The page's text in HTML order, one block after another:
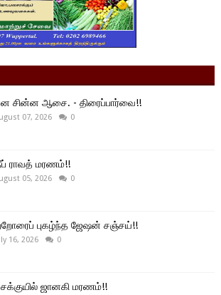
சின்ன ஆசை. - திரைப்பார்வை!!
07, 2026 0
ராவத் மரணம்!!
05, 2026 0
புகழ்ந்த ஜேஷன் சஞ்சய்!!
16, 2026 0
ஜானகி மரணம்!!